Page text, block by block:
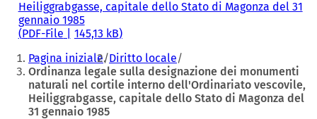
Heiliggrabgasse, capitale dello Stato di Magonza del 31
gennaio 1985
PDF-File 145,13 kB
Siete
qui:
Pagina iniziale Diritto locale
Ordinanza legale sulla designazione dei monumenti
naturali nel cortile interno dell'Ordinariato vescovile,
Heiliggrabgasse, capitale dello Stato di Magonza del
31 gennaio 1985